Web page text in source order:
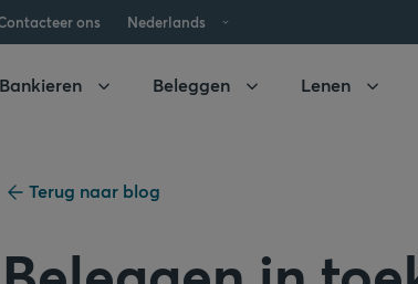
ons Nederlands
Bankieren Beleggen Lenen
Terug naar blog